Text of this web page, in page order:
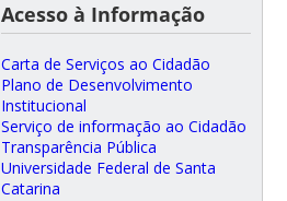
Acesso à Informação
Carta de Serviços ao Cidadão
Plano de Desenvolvimento
Institucional
Serviço de informação ao Cidadão
Transparência Pública
Universidade Federal de Santa
Catarina